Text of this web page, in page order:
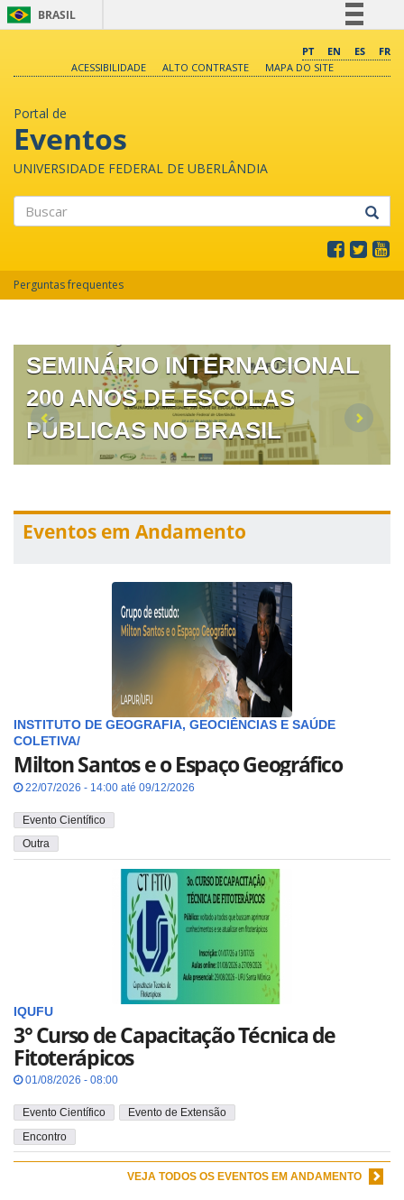
BRASIL
Comunica BR
PT EN ES
FR
ACESSIBILIDADE
ALTO CONTRASTE MAPA DO SITE
Portal de
Eventos
UNIVERSIDADE FEDERAL DE UBERLÂNDIA
Perguntas frequentes
XVII SEMINÁRIO NACIONAL O
UNO E O DIVERSO NA
SEMINÁRIO INTERNACIONAL
200 ANOS DE ESCOLAS
PÚBLICAS NO BRASIL
Eventos em Andamento
INSTITUTO DE GEOGRAFIA, GEOCIÊNCIAS E SAÚDE
COLETIVA/
Milton Santos e o Espaço Geográfico
22/07/2026 - 14:00 até 09/12/2026
Evento Científico
Outra
IQUFU
3° Curso de Capacitação Técnica de
Fitoterápicos
01/08/2026 - 08:00
Evento Científico
Evento de Extensão
Encontro
VEJA TODOS OS EVENTOS EM ANDAMENTO